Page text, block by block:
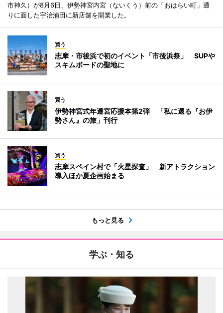
市神久）が8月6日、伊勢神宮内宮（ないくう）前の「おはらい町」通
りに面した宇治浦田に新店舗を開業した。
買う
志摩・市後浜で初のイベント「市後浜祭」 SUPや
スキムボードの聖地に
買う
伊勢神宮式年遷宮応援本第2弾 「私に還る『お伊
勢さん』の旅」刊行
買う
志摩スペイン村で「火星探査」 新アトラクション
導入ほか夏企画始まる
もっと見る
学ぶ・知る